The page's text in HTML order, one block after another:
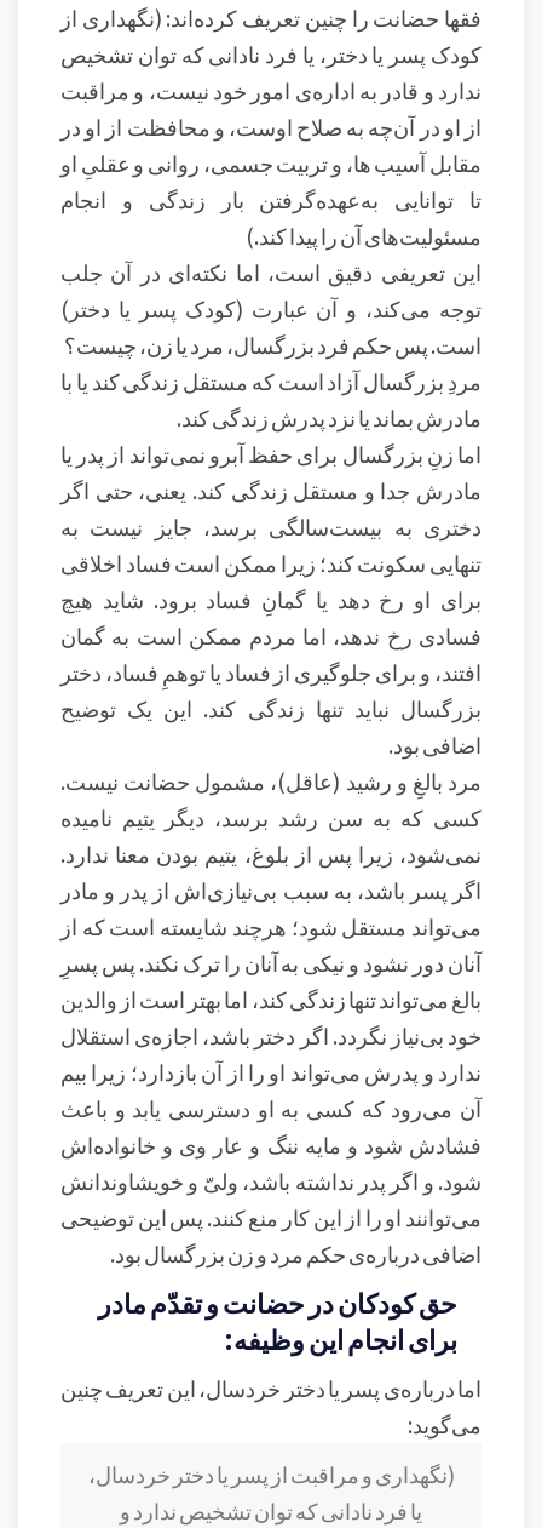
فقها حضانت را چنین تعریف کرده‌اند: (نگهداری از
کودک پسر یا دختر، یا فرد نادانی که توان تشخیص
ندارد و قادر به اداره‌ی امور خود نیست، و مراقبت
از او در آن‌چه به صلاح اوست، و محافظت از او در
مقابل آسیب ها، و تربیت جسمی، روانی و عقلیِ او
تا توانایی به‌عهده‌گرفتن بار زندگی و انجام
مسئولیت‌های آن را پیدا کند.)
این تعریفی دقیق است، اما نکته‌ای در آن جلب
توجه می‌کند، و آن عبارت (کودک پسر یا دختر)
است. پس حکم فرد بزرگسال، مرد یا زن، چیست؟
مردِ بزرگسال آزاد است که مستقل زندگی کند یا با
مادرش بماند یا نزد پدرش زندگی کند.
اما زنِ بزرگسال برای حفظ آبرو نمی‌تواند از پدر یا
مادرش جدا و مستقل زندگی کند. یعنی، حتی اگر
دختری به بیست‌سالگی برسد، جایز نیست به
تنهایی سکونت کند؛ زیرا ممکن است فساد اخلاقی
برای او رخ دهد یا گمانِ فساد برود. شاید هیچ
فسادی رخ ندهد، اما مردم ممکن است به گمان
افتند، و برای جلوگیری از فساد یا توهمِ فساد، دختر
بزرگسال نباید تنها زندگی کند. این یک توضیح
اضافی بود.
مرد بالغِ و رشید (عاقل)، مشمول حضانت نیست.
کسی که به سن رشد برسد، دیگر یتیم نامیده
نمی‌شود، زیرا پس از بلوغ، یتیم بودن معنا ندارد.
اگر پسر باشد، به سبب بی‌نیازی‌اش از پدر و مادر
می‌تواند مستقل شود؛ هرچند شایسته است که از
آنان دور نشود و نیکی به آنان را ترک نکند. پس پسرِ
بالغ می‌تواند تنها زندگی کند، اما بهتر است از والدین
خود بی‌نیاز نگردد. اگر دختر باشد، اجازه‌ی استقلال
ندارد و پدرش می‌تواند او را از آن بازدارد؛ زیرا بیم
آن می‌رود که کسی به او دسترسی یابد و باعث
فشادش شود و مایه ننگ و عار وی و خانواده‌اش
شود. و اگر پدر نداشته باشد، ولیّ و خویشاوندانش
می‌توانند او را از این کار منع کنند. پس این توضیحی
اضافی درباره‌ی حکم مرد و زن بزرگسال بود.
حق کودکان در حضانت و تقدّم مادر
برای انجام این وظیفه:
اما درباره‌ی پسر یا دختر خردسال، این تعریف چنین
می‌گوید:
(نگهداری و مراقبت از پسر یا دختر خردسال،
یا فرد نادانی که توان تشخیص ندارد و